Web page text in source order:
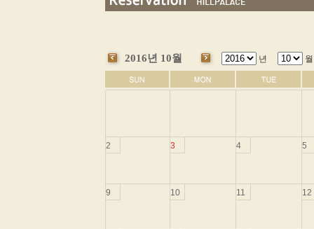
2016년 10월 년 월
2 3 4 5
9 10 11 12